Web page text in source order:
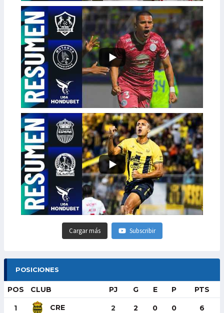
Cargar más Subscribir
POSICIONES
POS CLUB PJ G E P PTS
1 CRE 2 2 0 0 6